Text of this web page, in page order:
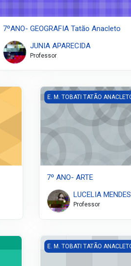
7ºANO- GEOGRAFIA Tatão Anacleto
JUNIA APARECIDA
Professor
7º ANO- ARTE
E. M. TOBATI TATÃO
7º ANO- ARTE
LUCELIA MENDES
Professor
6º ANO- GEOMETRIA
E. M. TOBATI TATÃO